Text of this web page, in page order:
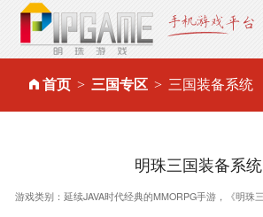
首页 三国专区 三国装备系统
明珠三国装备系统
游戏类别：延续JAVA时代经典的MMORPG手游，《明珠